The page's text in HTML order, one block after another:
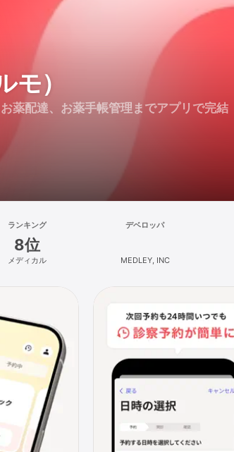
）
薬配達、お薬手帳管理までアプリで完結
ランキング
8位
メディカル
デベロッパ
MEDLEY, INC